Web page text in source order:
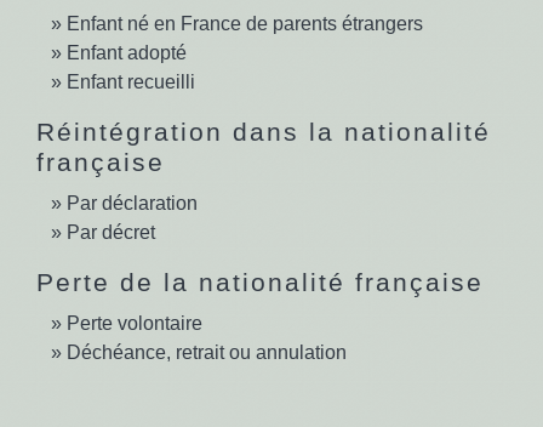
Enfant né en France de parents étrangers
Enfant adopté
Enfant recueilli
Réintégration dans la nationalité
française
Par déclaration
Par décret
Perte de la nationalité française
Perte volontaire
Déchéance, retrait ou annulation